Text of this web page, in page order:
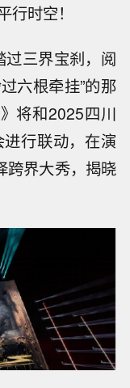
时空！
过三界宝刹，阅
六根牵挂”的那
将和2025四川
进行联动，在演
跨界大秀，揭晓